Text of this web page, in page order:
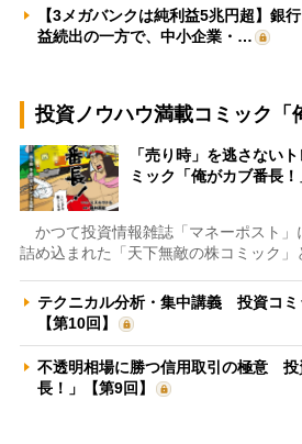
【3メガバンクは純利益5兆円超】銀
益続出の一方で、中小企業・…
投資ノウハウ満載コミック「
「売り時」を逃さない
ミック「俺がカブ番長！
かつて投資情報雑誌「マネーポスト」
詰め込まれた「天下無敵の株コミック」
テクニカル分析・集中講義 投資コミ
【第10回】
不透明相場に勝つ信用取引の極意 投
長！」【第9回】